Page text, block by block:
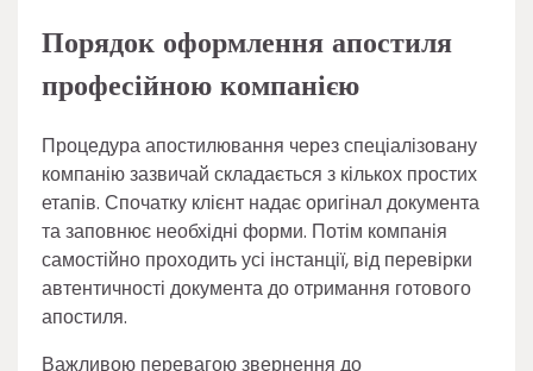
Порядок оформлення апостиля
професійною компанією
Процедура апостилювання через спеціалізовану
компанію зазвичай складається з кількох простих
етапів. Спочатку клієнт надає оригінал документа
та заповнює необхідні форми. Потім компанія
самостійно проходить усі інстанції, від перевірки
автентичності документа до отримання готового
апостиля.
Важливою перевагою звернення до